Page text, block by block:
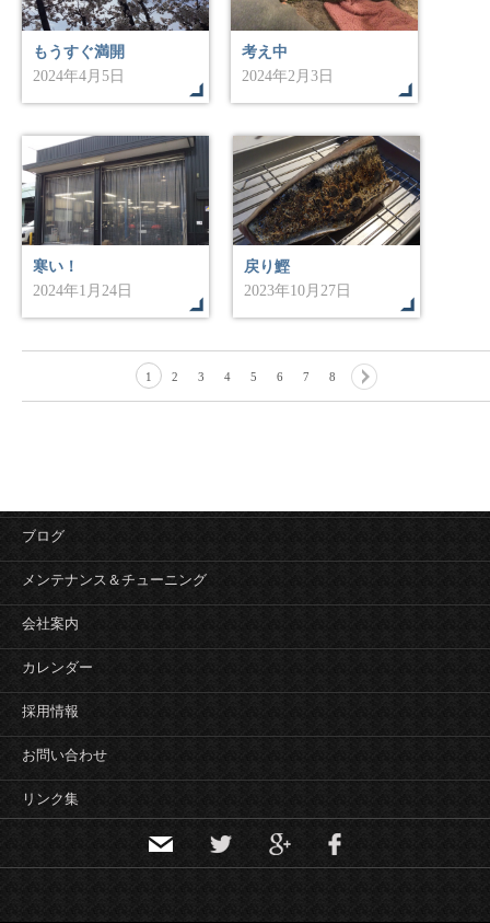
もうすぐ満開
2024年4月5日
考え中
2024年2月3日
寒い！
2024年1月24日
戻り鰹
2023年10月27日
1 2 3 4 5 6 7 8
ブログ
メンテナンス＆チューニング
会社案内
カレンダー
採用情報
お問い合わせ
リンク集